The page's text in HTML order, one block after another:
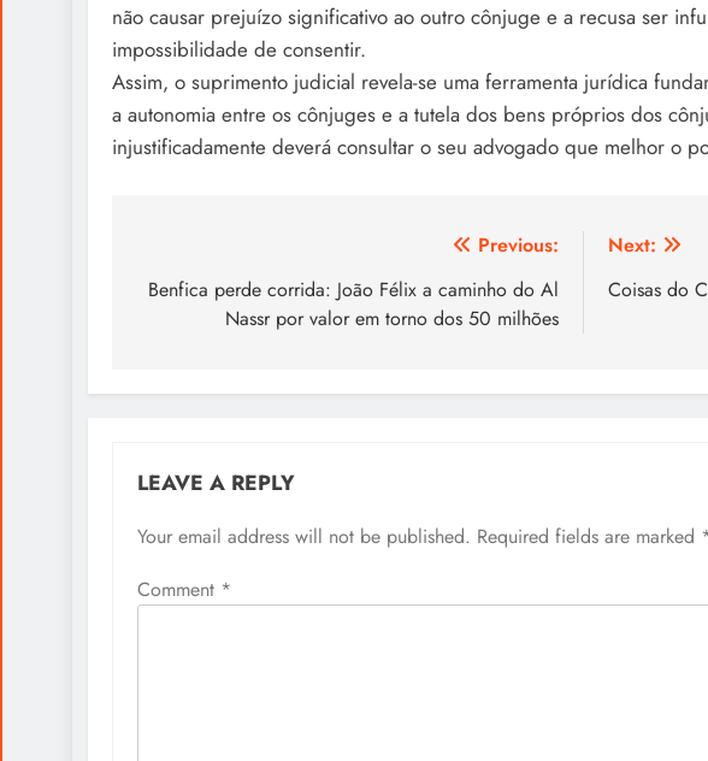
não causar prejuízo significativo ao outro cônjuge e a recusa ser
impossibilidade de consentir.
Assim, o suprimento judicial revela-se uma ferramenta jurídica
a autonomia entre os cônjuges e a tutela dos bens próprios dos
injustificadamente deverá consultar o seu advogado que melhor o
navigation
Previous:
Benfica perde corrida: João Félix a caminho do Al
Nassr por valor em torno dos 50 milhões
Next:
Coisas do
LEAVE A REPLY
Your email address will not be published. Required fields are marked
Comment *